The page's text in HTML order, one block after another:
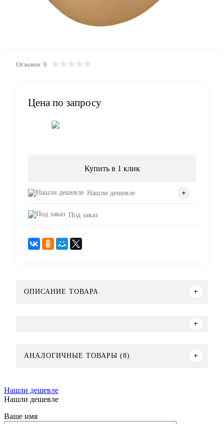
Отзывов: 0
Цена по запросу
Купить в 1 клик
Нашли дешевле
Под заказ
ОПИСАНИЕ ТОВАРА
АНАЛОГИЧНЫЕ ТОВАРЫ (8)
Нашли дешевле
Нашли дешевле
Ваше имя